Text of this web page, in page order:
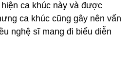
ca khúc này và được
ca khúc cũng gây nên vấn
nghệ sĩ mang đi biểu diễn